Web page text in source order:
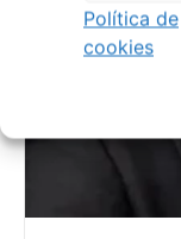
Política de
cookies